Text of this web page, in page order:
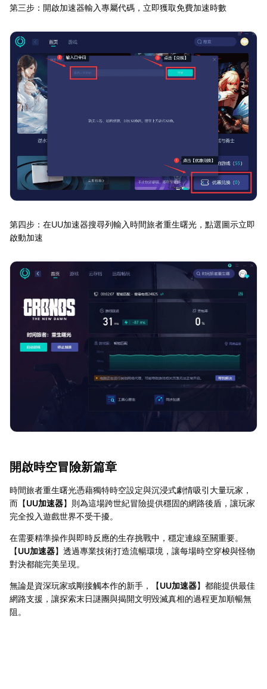
第三步：開啟加速器輸入專屬代碼，立即獲取免費加速時數
第四步：在UU加速器搜尋列輸入時間旅者重生曙光，點選圖示立即
啟動加速
開啟時空冒險新篇章
時間旅者重生曙光憑藉獨特時空設定與沉浸式劇情吸引大量玩家，
而【UU加速器】則為這場跨世紀冒險提供穩固的網路後盾，讓玩家
完全投入遊戲世界不受干擾。
在需要精準操作與即時反應的生存挑戰中，穩定連線至關重要。
【UU加速器】透過專業技術打造流暢環境，讓每場時空穿梭與怪物
對決都能完美呈現。
無論是資深玩家或剛接觸本作的新手，【UU加速器】都能提供最佳
網路支援，讓探索末日謎團與揭開文明毀滅真相的過程更加順暢無
阻。